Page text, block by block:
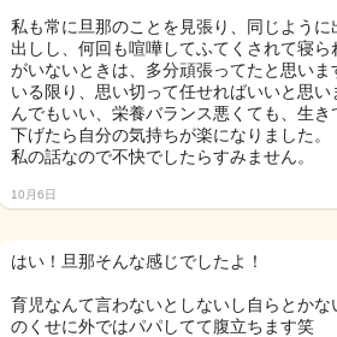
私も常に旦那のことを見張り、同じよう
出しし、何回も喧嘩してふてくされて寝
がいないときは、多分頑張ってたと思い
いる限り、思い切って任せればいいと思
んでもいい、栄養バランス悪くても、生
下げたら自分の気持ちが楽になりました。
私の話なので不快でしたらすみません。
10月6日
はい！旦那そんな感じでしたよ！
育児なんて言わないとしないし自らとかな
のくせに外ではパパしてて腹立ちます笑